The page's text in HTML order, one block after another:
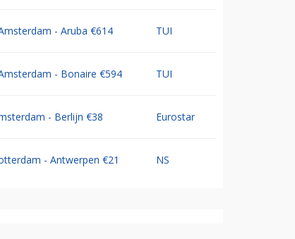
- Aruba €614 TUI
- Bonaire €594 TUI
- Berlijn €38 Eurostar
- Antwerpen €21 NS